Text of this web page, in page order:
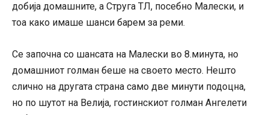
добија домашните, а Струга ТЛ, посебно Малески, и
тоа како имаше шанси барем за реми.
Се започна со шансата на Малески во 8.минута, но
домашниот голман беше на своето место. Нешто
слично на другата страна само две минути подоцна,
но по шутот на Велија, гостинскиот голман Ангелети